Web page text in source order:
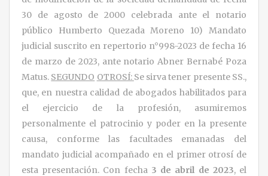
30 de agosto de 2000 celebrada ante el notario
público Humberto Quezada Moreno 10) Mandato
judicial suscrito en repertorio n°998-2023 de fecha 16
de marzo de 2023, ante notario Abner Bernabé Poza
Matus. SEGUNDO OTROSÍ: Se sirva tener presente SS.,
que, en nuestra calidad de abogados habilitados para
el ejercicio de la profesión, asumiremos
personalmente el patrocinio y poder en la presente
causa, conforme las facultades emanadas del
mandato judicial acompañado en el primer otrosí de
esta presentación. Con fecha 3 de abril de 2023, el